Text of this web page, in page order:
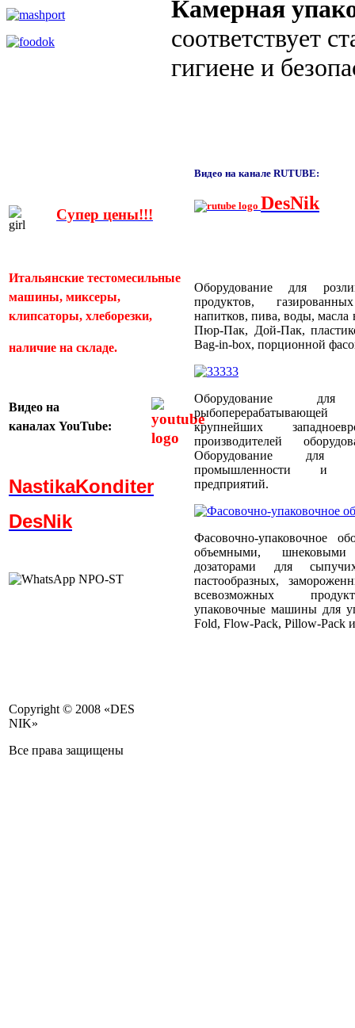
Камерная
соответствует
гигиене и
Супер цены!!!
Итальянские тестомесильные
машины, миксеры,
клипсаторы, хлеборезки,
наличие на складе.
Видео на
каналах YouTube:
NastikaKonditer
DesNik
Видео на канале RUTUBE:
DesNik
Оборудование для
продуктов,
напитков, пива, воды,
Пюр-Пак, Дой-Пак,
Bag-in-box, порционной
Оборудование
крупнейших
производителей
Оборудование для
промышленности и
предприятий.
Фасовочно-упаковочное
объемными,
дозаторами для
пастообразных,
всевозможных
упаковочные машины для
Fold, Flow-Pack, Pillow-Pack
Copyright © 2008 «DES
NIK»
Все права защищены